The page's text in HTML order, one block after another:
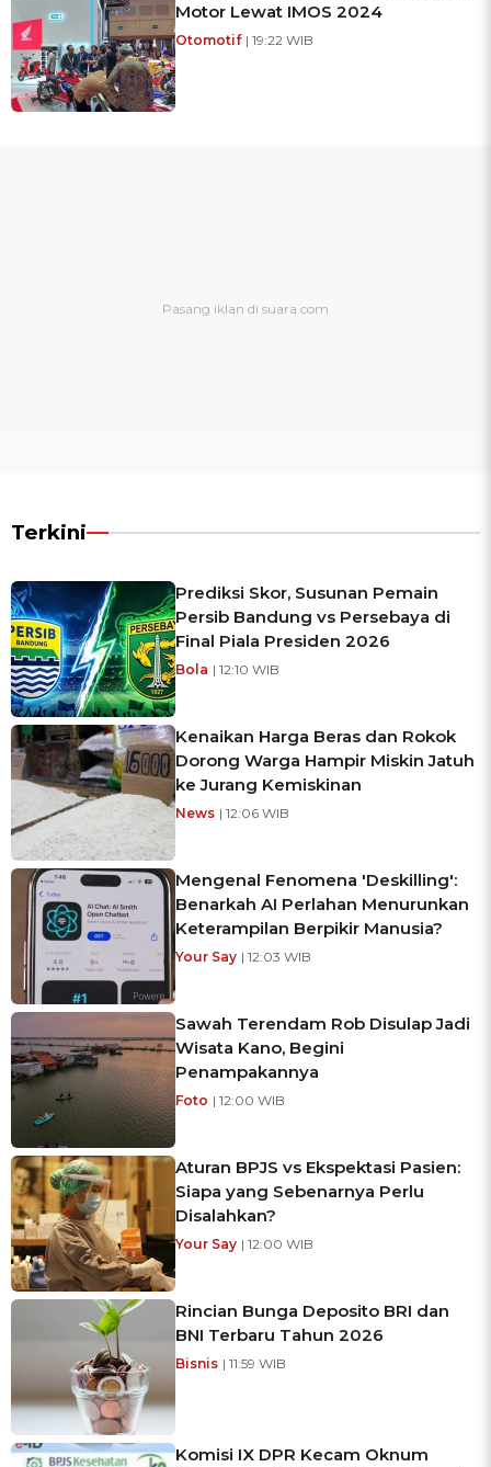
Motor Lewat IMOS 2024
Otomotif | 19:22 WIB
Terkini
Prediksi Skor, Susunan Pemain
Persib Bandung vs Persebaya di
Final Piala Presiden 2026
Bola | 12:10 WIB
Kenaikan Harga Beras dan Rokok
Dorong Warga Hampir Miskin Jatuh
ke Jurang Kemiskinan
News | 12:06 WIB
Mengenal Fenomena 'Deskilling':
Benarkah AI Perlahan Menurunkan
Keterampilan Berpikir Manusia?
Your Say | 12:03 WIB
Sawah Terendam Rob Disulap Jadi
Wisata Kano, Begini
Penampakannya
Foto | 12:00 WIB
Aturan BPJS vs Ekspektasi Pasien:
Siapa yang Sebenarnya Perlu
Disalahkan?
Your Say | 12:00 WIB
Rincian Bunga Deposito BRI dan
BNI Terbaru Tahun 2026
Bisnis | 11:59 WIB
Komisi IX DPR Kecam Oknum